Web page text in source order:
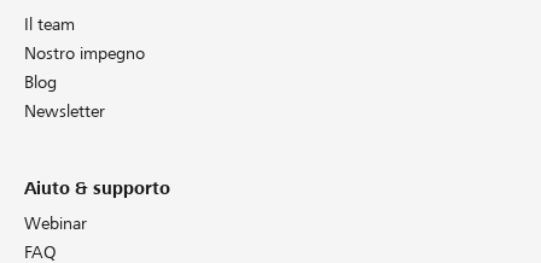
Il team
Nostro impegno
Blog
Newsletter
Aiuto & supporto
Webinar
FAQ